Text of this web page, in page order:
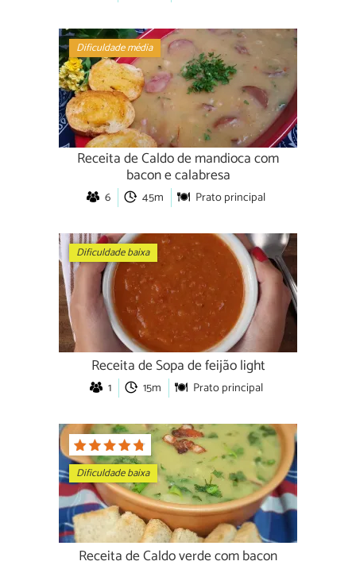
Dificuldade média
Receita de Caldo de mandioca com
bacon e calabresa
6 45m Prato principal
Dificuldade baixa
Receita de Sopa de feijão light
1 15m Prato principal
Dificuldade baixa
Receita de Caldo verde com bacon